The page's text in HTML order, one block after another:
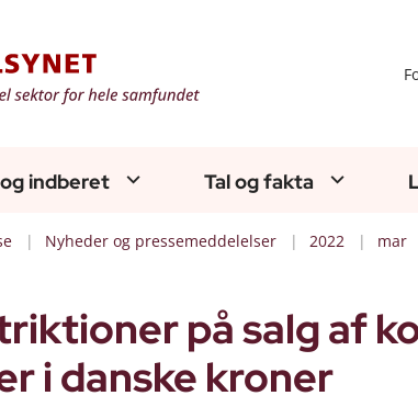
indberet Tal og fakta
Nyheder og pressemeddelelser 2022 mar
på salg af
i danske kroner